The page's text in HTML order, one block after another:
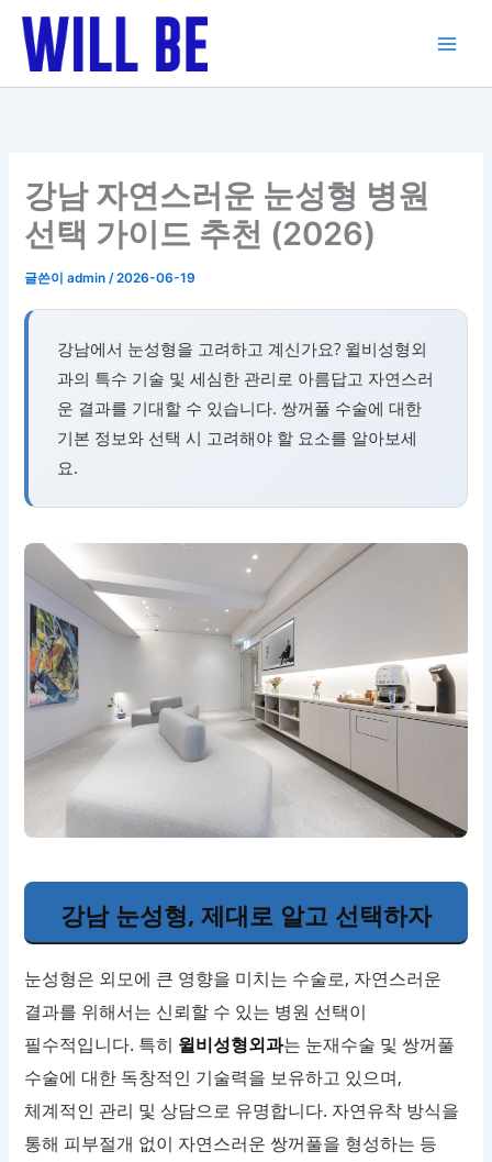
로
강남 자연스러운 눈성형 병원
선택 가이드 추천 (2026)
글쓴이admin/2026-06-19
강남에서 눈성형을 고려하고 계신가요? 윌비성형외
과의 특수 기술 및 세심한 관리로 아름답고 자연스러
운 결과를 기대할 수 있습니다. 쌍꺼풀 수술에 대한
기본 정보와 선택 시 고려해야 할 요소를 알아보세
요.
강남 눈성형, 제대로 알고 선택하자
눈성형은 외모에 큰 영향을 미치는 수술로, 자연스러운
결과를 위해서는 신뢰할 수 있는 병원 선택이
필수적입니다. 특히 윌비성형외과는 눈재수술 및 쌍꺼풀
수술에 대한 독창적인 기술력을 보유하고 있으며,
체계적인 관리 및 상담으로 유명합니다. 자연유착 방식을
통해 피부절개 없이 자연스러운 쌍꺼풀을 형성하는 등